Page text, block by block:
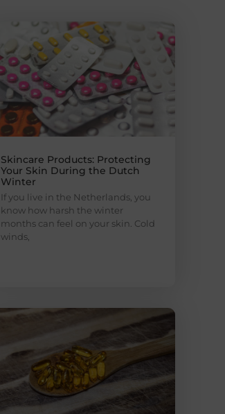
Skincare Products: Protecting
Your Skin During the Dutch
Winter
If you live in the Netherlands, you
know how harsh the winter
months can feel on your skin. Cold
winds,